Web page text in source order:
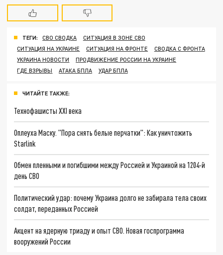
ТЕГИ: СВО СВОДКА
СИТУАЦИЯ В ЗОНЕ СВО
СИТУАЦИЯ НА УКРАИНЕ
СИТУАЦИЯ НА ФРОНТЕ
СВОДКА С ФРОНТА
УКРАИНА НОВОСТИ
ПРОДВИЖЕНИЕ РОССИИ НА УКРАИНЕ
ГДЕ ВЗРЫВЫ
АТАКА БПЛА УДАР БПЛА
ЧИТАЙТЕ ТАКЖЕ:
Технофашисты XXI века
Оплеуха Маску. "Пора снять белые перчатки": Как уничтожить
Starlink
Обмен пленными и погибшими между Россией и Украиной на 1204-й
день СВО
Политический удар: почему Украина долго не забирала тела своих
солдат, переданных Россией
Акцент на ядерную триаду и опыт СВО. Новая госпрограмма
вооружений России